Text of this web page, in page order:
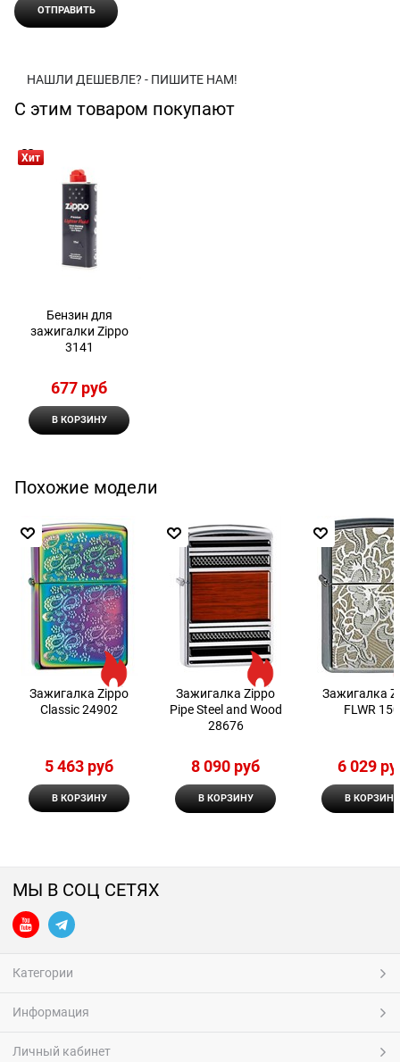
НАШЛИ ДЕШЕВЛЕ? - ПИШИТЕ НАМ!
С этим товаром покупают
Хит
Бензин для
зажигалки Zippo
3141
677 руб
В КОРЗИНУ
Похожие модели
Зажигалка Zippo
Classic 24902
5 463 руб
В КОРЗИНУ
Зажигалка Zippo
Pipe Steel and Wood
28676
8 090 руб
В КОРЗИНУ
Зажигалка
FLWR 150
6 029
В КОРЗИНУ
МЫ В СОЦ СЕТЯХ
Категории
Информация
Личный кабинет